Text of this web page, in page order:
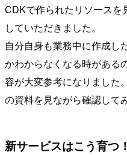
CDKで作られたリソースを
していただきました。
自分自身も業務中に作成し
かわからなくなる時がある
容が大変参考になりました
の資料を見ながら確認して
新サービスはこう育つ